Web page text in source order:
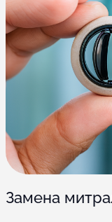
Замена